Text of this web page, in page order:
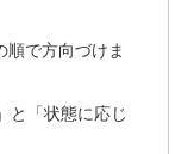
で方向づけま
と「状態に応じ